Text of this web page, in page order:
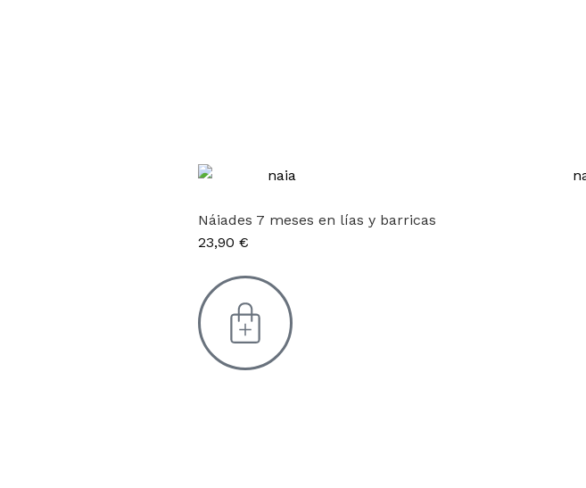
Náiades 7 meses en lías y barricas
23,90€